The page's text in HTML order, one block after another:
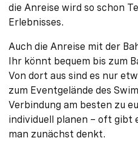
die Anreise wird so schon
Erlebnisses.
Auch die Anreise mit der
Ihr könnt bequem bis zum
Von dort aus sind es nur
zum Eventgelände des
Verbindung am besten zu
individuell planen – oft gibt
man zunächst denkt.